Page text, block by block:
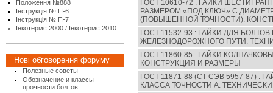
Положення №888
Інструкція № П-6
Інструкція № П-7
Інкотермс 2000 / Інкотермс 2010
Нові обговорення форуму
Полезные советы
Обозначение и классы
прочности болтов
ГОСТ 10610-72 : ГАЙКИ
РАЗМЕРОМ «ПОД КЛЮЧ» С
(ПОВЫШЕННОЙ ТОЧНОСТИ).
ГОСТ 11532-93 : ГАЙКИ ДЛЯ
ЖЕЛЕЗНОДОРОЖНОГО ПУТИ.
ГОСТ 11860-85 : ГАЙКИ
КОНСТРУКЦИЯ И РАЗМЕРЫ
ГОСТ 11871-88 (CT СЭВ 5957-87) :
КЛАССА ТОЧНОСТИ А.